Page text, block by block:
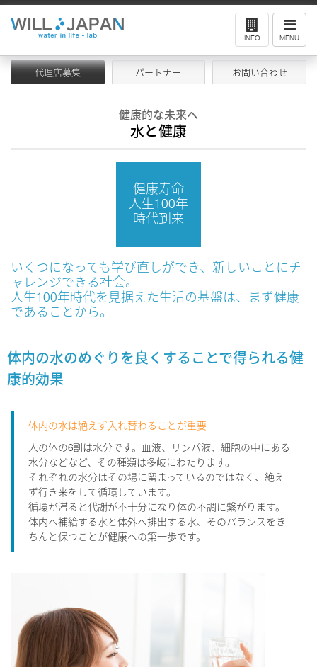
ナ
ビ
ゲ
ン
MENU
INFO
代理店募集 パートナー お問い合わせ
健康的な未来へ
水と健康
健康寿命
人生100年
時代到来
いくつになっても学び直しができ、新しいことにチ
ャレンジできる社会。
人生100年時代を見据えた生活の基盤は、まず健康
であることから。
体内の水のめぐりを良くすることで得られる健
康的効果
体内の水は絶えず入れ替わることが重要
人の体の6割は水分です。血液、リンパ液、細胞の中にある
水分などなど、その種類は多岐にわたります。
それぞれの水分はその場に留まっているのではなく、絶え
ず行き来をして循環しています。
循環が滞ると代謝が不十分になり体の不調に繋がります。
体内へ補給する水と体外へ排出する水、そのバランスをき
ちんと保つことが健康への第一歩です。